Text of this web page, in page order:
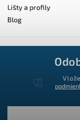
Lišty a profily
Blog